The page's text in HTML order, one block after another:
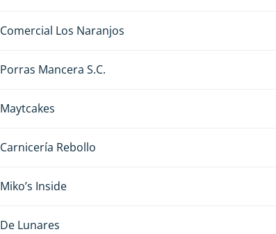
Comercial Los Naranjos
Porras Mancera S.C.
Maytcakes
Carnicería Rebollo
Miko’s Inside
De Lunares